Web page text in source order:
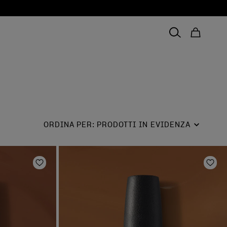
ORDINA PER: PRODOTTI IN EVIDENZA
Aggiungi alla lista dei desideri